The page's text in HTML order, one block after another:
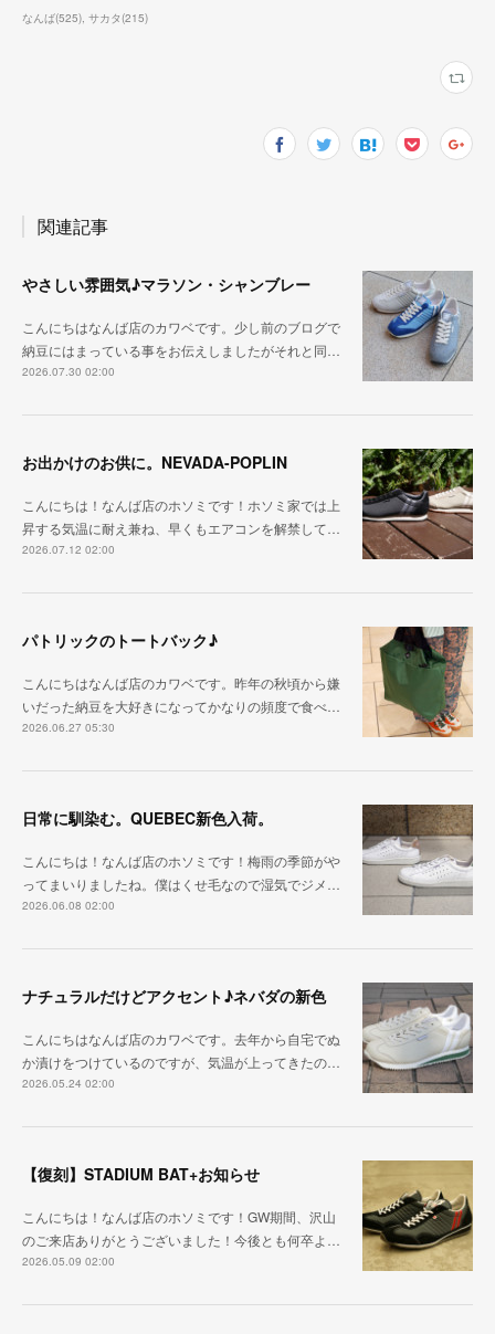
なんば(525) サカタ(215)
関連記事
やさしい雰囲気♪マラソン・シャンブレー
こんにちはなんば店のカワベです。少し前のブログで
納豆にはまっている事をお伝えしましたがそれと同…
2026.07.30 02:00
お出かけのお供に。NEVADA-POPLIN
こんにちは！なんば店のホソミです！ホソミ家では上
昇する気温に耐え兼ね、早くもエアコンを解禁して…
2026.07.12 02:00
パトリックのトートバック♪
こんにちはなんば店のカワベです。昨年の秋頃から嫌
いだった納豆を大好きになってかなりの頻度で食べ…
2026.06.27 05:30
日常に馴染む。QUEBEC新色入荷。
こんにちは！なんば店のホソミです！梅雨の季節がや
ってまいりましたね。僕はくせ毛なので湿気でジメ…
2026.06.08 02:00
ナチュラルだけどアクセント♪ネバダの新色
こんにちはなんば店のカワベです。去年から自宅でぬ
か漬けをつけているのですが、気温が上ってきたの…
2026.05.24 02:00
【復刻】STADIUM BAT+お知らせ
こんにちは！なんば店のホソミです！GW期間、沢山
のご来店ありがとうございました！今後とも何卒よ…
2026.05.09 02:00